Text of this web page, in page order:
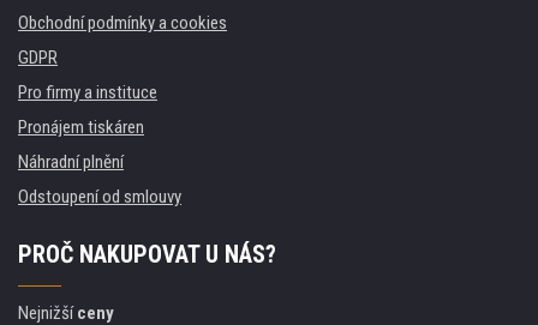
Obchodní podmínky a cookies
GDPR
Pro firmy a instituce
Pronájem tiskáren
Náhradní plnění
Odstoupení od smlouvy
PROČ NAKUPOVAT U NÁS?
Nejnižšíceny